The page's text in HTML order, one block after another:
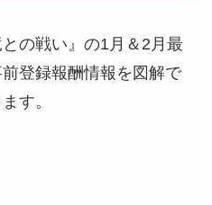
の戦い』の1月＆2月最
登録報酬情報を図解で
す。